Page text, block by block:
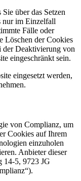
über das Setzen
nur im Einzelfall
Fälle oder
Löschen der Cookies
der Deaktivierung von
eingeschränkt sein.
eingesetzt werden,
von Complianz, um
Cookies auf Ihrem
einzuholen
Anbieter dieser
14-5, 9723 JG